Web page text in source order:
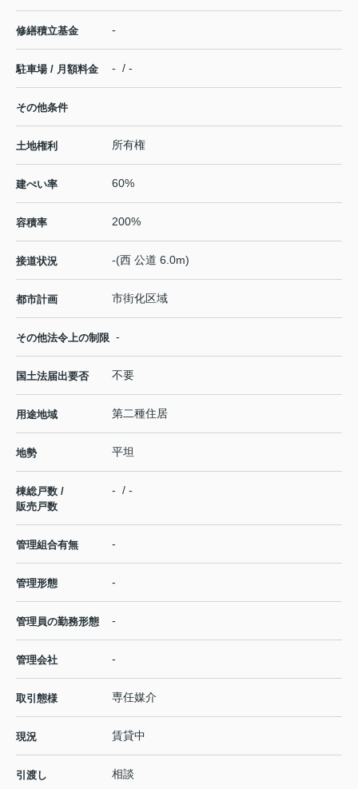
修繕積立基金 -
駐車場 / 月額料金 - / -
その他条件
土地権利 所有権
建ぺい率 60%
容積率 200%
接道状況 -(西 公道 6.0m)
都市計画 市街化区域
その他法令上の制限 -
国土法届出要否 不要
用途地域 第二種住居
地勢 平坦
棟総戸数 /
販売戸数
- / -
管理組合有無 -
管理形態 -
管理員の勤務形態 -
管理会社 -
取引態様 専任媒介
現況 賃貸中
引渡し 相談